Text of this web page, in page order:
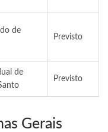
de
Previsto
de
Previsto
Gerais